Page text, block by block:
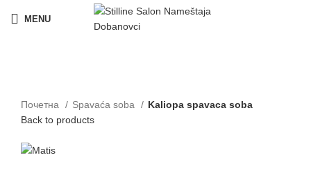
MENU
Почетна
Spavaća soba
Kaliopa spavaca soba
Back to products